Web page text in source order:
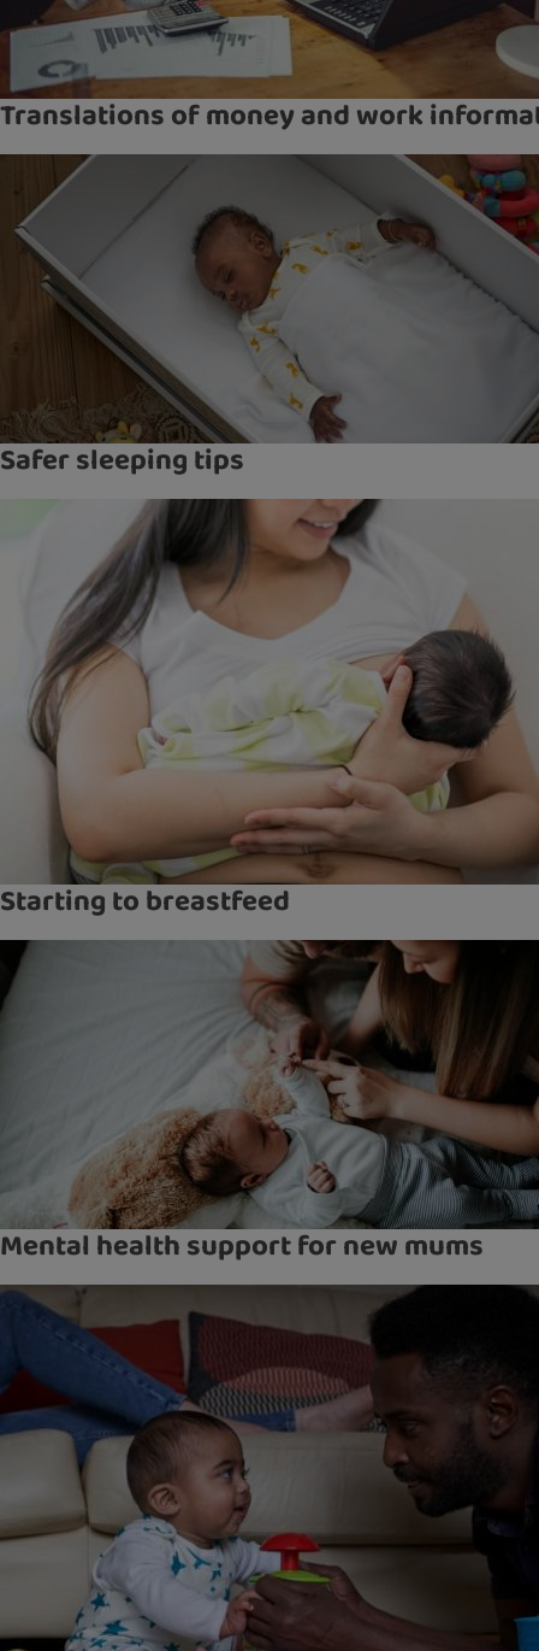
Translations of money and work
Safer sleeping tips
Starting to breastfeed
Mental health support for new mums